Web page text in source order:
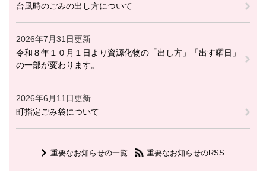
台風時のごみの出し方について
2026年7月31日更新
令和８年１０月１日より資源化物の「出し方」「出す曜日」
の一部が変わります。
2026年6月11日更新
町指定ごみ袋について
重要なお知らせの一覧 重要なお知らせのRSS